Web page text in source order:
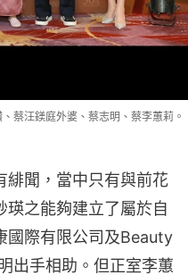
蔡汪鎂庭外婆、蔡志明、蔡李蕙莉。
緋聞，當中只有與前花
瑛之能夠建立了屬於自
國際有限公司及Beauty
出手相助。但正室李蕙